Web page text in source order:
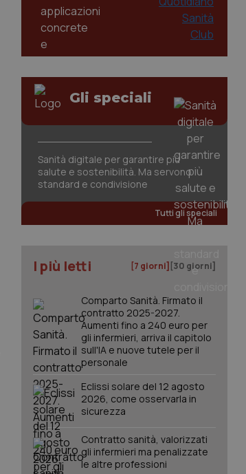
Gli speciali
Sanità digitale per garantire più
salute e sostenibilità. Ma servono
standard e condivisione
Tutti gli speciali
I più letti [7 giorni] [30 giorni]
Comparto Sanità. Firmato il
contratto 2025-2027.
Aumenti fino a 240 euro per
gli infermieri, arriva il capitolo
sull'IA e nuove tutele per il
personale
Eclissi solare del 12 agosto
2026, come osservarla in
sicurezza
Contratto sanità, valorizzati
gli infermieri ma penalizzate
le altre professioni